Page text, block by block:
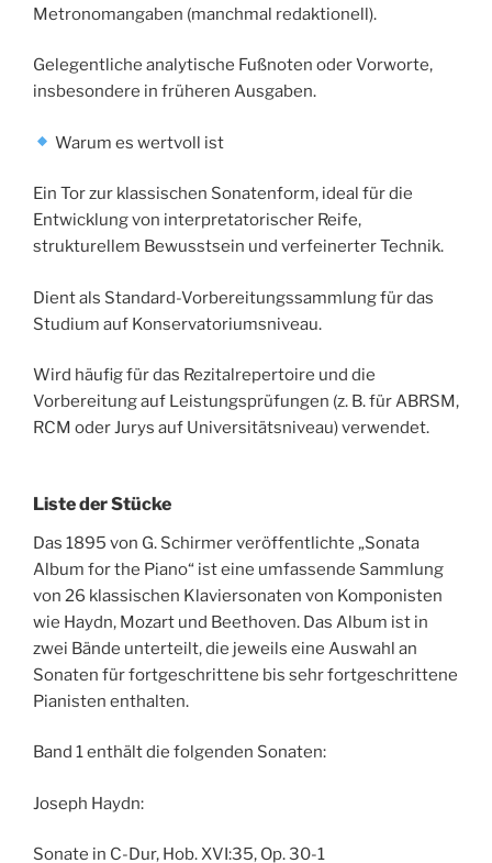
Metronomangaben (manchmal redaktionell).
Gelegentliche analytische Fußnoten oder Vorworte,
insbesondere in früheren Ausgaben.
Warum es wertvoll ist
Ein Tor zur klassischen Sonatenform, ideal für die
Entwicklung von interpretatorischer Reife,
strukturellem Bewusstsein und verfeinerter Technik.
Dient als Standard-Vorbereitungssammlung für das
Studium auf Konservatoriumsniveau.
Wird häufig für das Rezitalrepertoire und die
Vorbereitung auf Leistungsprüfungen (z. B. für ABRSM,
RCM oder Jurys auf Universitätsniveau) verwendet.
Liste der Stücke
Das 1895 von G. Schirmer veröffentlichte „Sonata
Album for the Piano“ ist eine umfassende Sammlung
von 26 klassischen Klaviersonaten von Komponisten
wie Haydn, Mozart und Beethoven. Das Album ist in
zwei Bände unterteilt, die jeweils eine Auswahl an
Sonaten für fortgeschrittene bis sehr fortgeschrittene
Pianisten enthalten.
Band 1 enthält die folgenden Sonaten:
Joseph Haydn:
Sonate in C-Dur, Hob. XVI:35, Op. 30-1